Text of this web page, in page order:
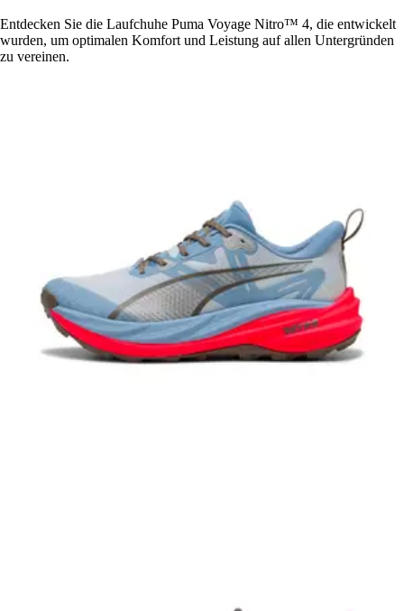
Entdecken Sie die Laufchuhe Puma Voyage Nitro™ 4, die entwickelt
wurden, um optimalen Komfort und Leistung auf allen Untergründen
zu vereinen.